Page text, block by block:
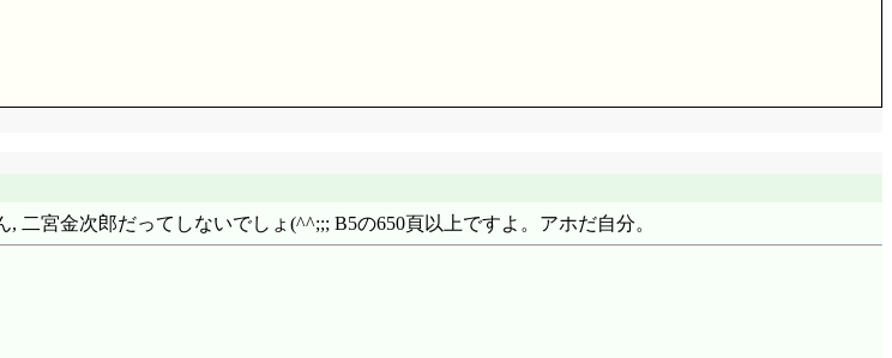
赤になってるショボッツと(恥で)真っ赤になってるプーモの取り合わせが何とも。ワーカホ
! ぷーぷぷー! ぷーぷーぷー!! 一緒にやろう!?」」リオーネだけじゃなくてプリンセス達だけじ
ですが, さっき寝てたニャムル族はプリンセスだって認めませんでしたよね。この違いは何な
番近いところにいるんだよね, この人達は。とすぐに判りましたけど, 仕事の様子を見てい
多すぎます。突然慰安パーティを思い立つショボッツ, 「ばんざーいばんざーい!」は木村@
けでウェイトレスやってきっちり裁いているショボッツも凄いけど。そしてダンスは……
ゃいにゃいにゃいにゃ～んいにゃいにゃ～ん」(^^;;;;;;;;;;;;;;; 国民的舞踊になったりして。
ないよ!」「やるしかないよ!」「「やっちゃおう!!」」……で, 結局結果オーライに走るんです
んとサンユンが一緒に居ると, どーしても
なくて, しっかり嵐と結婚までしたんですね。嵐を元巫女だって言ってましたが, 空汰だって
二宮金次郎だってしないでしょ(^^;;; B5の650頁以上ですよ。アホだ自分。